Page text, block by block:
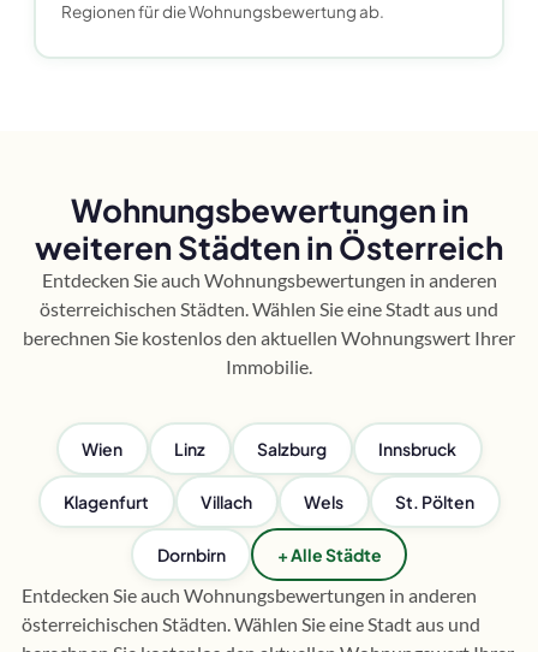
Regionen für die Wohnungsbewertung ab.
Wohnungsbewertungen in
weiteren Städten in Österreich
Entdecken Sie auch Wohnungsbewertungen in anderen
österreichischen Städten. Wählen Sie eine Stadt aus und
berechnen Sie kostenlos den aktuellen Wohnungswert Ihrer
Immobilie.
Wien Linz Salzburg Innsbruck
Klagenfurt Villach Wels St. Pölten
Dornbirn + Alle Städte
Entdecken Sie auch Wohnungsbewertungen in anderen
österreichischen Städten. Wählen Sie eine Stadt aus und